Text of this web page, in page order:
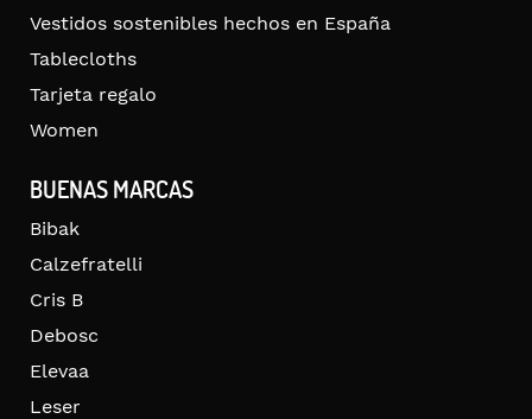
Vestidos sostenibles hechos en España
Tablecloths
Tarjeta regalo
Women
BUENAS MARCAS
Bibak
Calzefratelli
Cris B
Debosc
Elevaa
Leser